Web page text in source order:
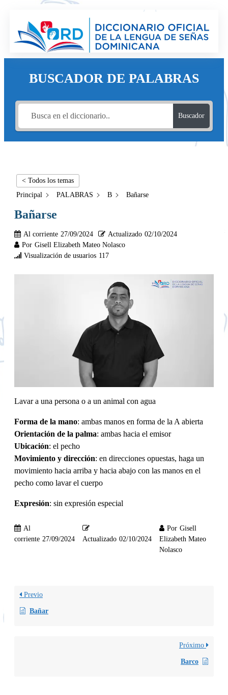
BUSCADOR DE PALABRAS
Buscador
< Todos los temas
Principal
PALABRAS B Bañarse
Bañarse
Al corriente 27/09/2024 Actualizado 02/10/2024
Por Gisell Elizabeth Mateo Nolasco
Visualización de usuarios 117
Lavar a una persona o a un animal con agua
Forma de la mano: ambas manos en forma de la A abierta
Orientación de la palma: ambas hacia el emisor
Ubicación: el pecho
Movimiento y dirección: en direcciones opuestas, haga un
movimiento hacia arriba y hacia abajo con las manos en el
pecho como lavar el cuerpo
Expresión: sin expresión especial
Al
corriente 27/09/2024 Actualizado 02/10/2024
Por Gisell
Elizabeth Mateo
Nolasco
Previo
Bañar
Próximo
Barco